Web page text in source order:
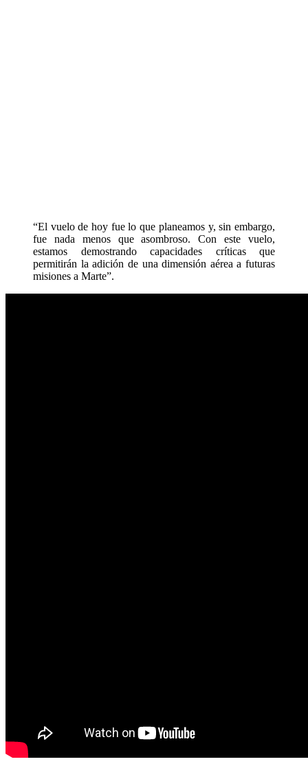
“El vuelo de hoy fue lo que planeamos y, sin embargo,
fue nada menos que asombroso. Con este vuelo,
estamos demostrando capacidades críticas que
permitirán la adición de una dimensión aérea a futuras
misiones a Marte”.